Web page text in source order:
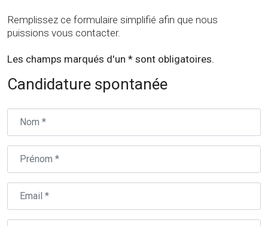
Remplissez ce formulaire simplifié afin que nous
puissions vous contacter.
Les champs marqués d'un * sont obligatoires.
Candidature spontanée